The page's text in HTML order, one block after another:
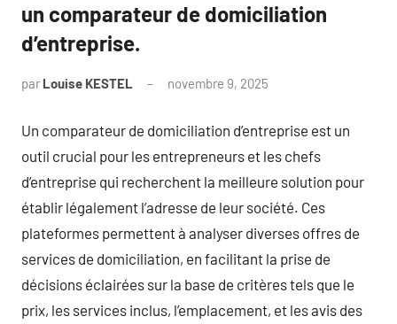
un comparateur de domiciliation
d’entreprise.
par Louise KESTEL novembre 9, 2025
Un comparateur de domiciliation d’entreprise est un
outil crucial pour les entrepreneurs et les chefs
d’entreprise qui recherchent la meilleure solution pour
établir légalement l’adresse de leur société. Ces
plateformes permettent à analyser diverses offres de
services de domiciliation, en facilitant la prise de
décisions éclairées sur la base de critères tels que le
prix, les services inclus, l’emplacement, et les avis des